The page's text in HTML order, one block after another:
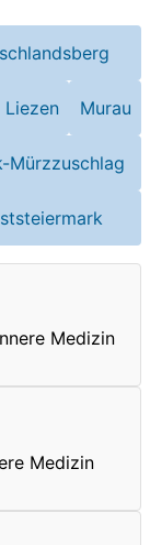
Liezen Murau
Mürzzuschlag
Medizin
Medizin